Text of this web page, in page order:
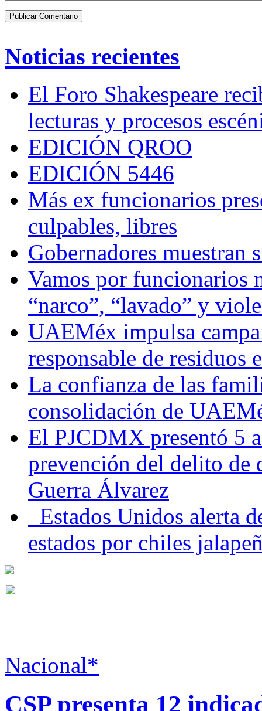
Noticias recientes
El Foro Shakespeare
lecturas y procesos
EDICIÓN QROO
EDICIÓN 5446
Más ex funcionarios
culpables, libres
Gobernadores muestran
Vamos por funcionarios
“narco”, “lavado” y
UAEMéx impulsa
responsable de residuos
La confianza de las
consolidación de
El PJCDMX presentó 5
prevención del delito de
Guerra Álvarez
Estados Unidos alerta
estados por chiles
Nacional*
CSP presenta 12